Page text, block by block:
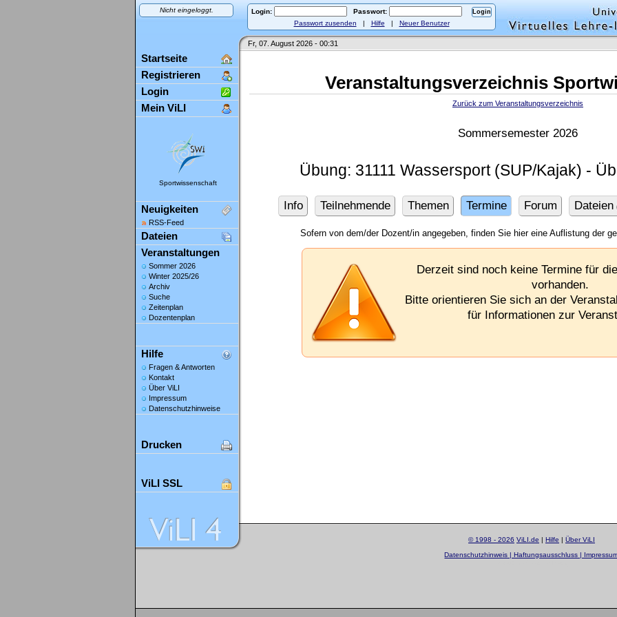
Nicht eingeloggt. Login:
Passwort:
Passwort zusenden | Hilfe | Neuer Benutzer
Fr, 07. August 2026 - 00:31
Startseite
Registrieren
Login
Mein ViLI
Sportwissenschaft
Neuigkeiten
RSS-Feed
Dateien
Veranstaltungen
Sommer 2026
Winter 2025/26
Archiv
Suche
Zeitenplan
Dozentenplan
Hilfe
Fragen & Antworten
Kontakt
Über ViLI
Impressum
Datenschutzhinweise
Drucken
ViLI SSL
Veranstaltungsverzeichnis
Zurück zum Veranstaltungsverzeichnis
Sommersemester 2026
Übung: 31111 Wassersport (SUP/Kajak) -
Info Teilnehmende Themen Termine Forum Dateien
Sofern von dem/der Dozent/in angegeben, finden Sie hier eine Auflistung der
Derzeit sind noch keine Termine für
vorhanden.
Bitte orientieren Sie sich an der
für Informationen zur
© 1998 - 2026 ViLI.de | Hilfe | Über ViLI
Datenschutzhinweis | Haftungsausschluss |